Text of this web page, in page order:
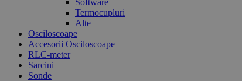
Termocupluri
Alte
Osciloscoape
Accesorii Osciloscoape
RLC-meter
Sarcini
Sonde